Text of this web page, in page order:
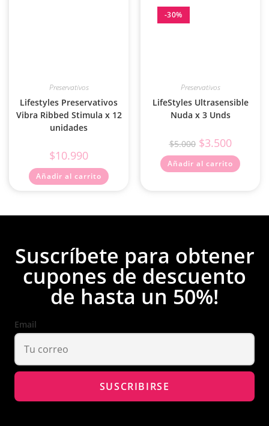
Preservativos
Lifestyles Preservativos
Vibra Ribbed Stimula x 12
unidades
$10.990
Añadir al carrito
-30%
Preservativos
LifeStyles Ultrasensible
Nuda x 3 Unds
$5.000 $3.500
Añadir al carrito
Suscríbete para obtener
cupones de descuento
de hasta un 50%!
Email